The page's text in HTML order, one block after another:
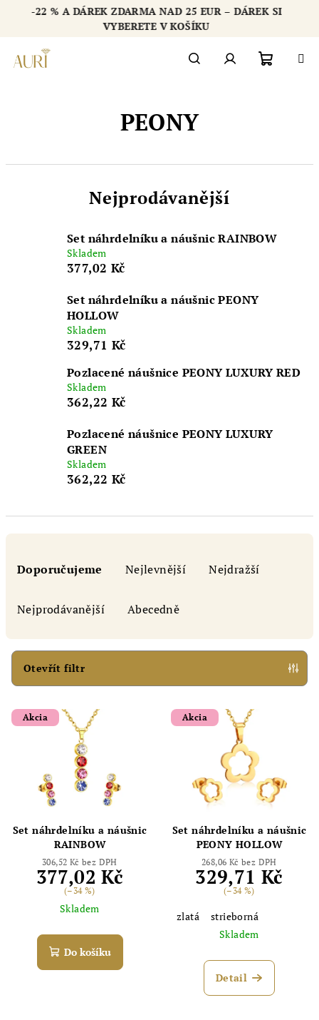
-22 % A DÁREK ZDARMA NAD 25 EUR – DÁREK SI
VYBERETE V KOŠÍKU
PEONY
Nejprodávanější
Set náhrdelníku a náušnic RAINBOW
Skladem
377,02 Kč
Set náhrdelníku a náušnic PEONY
HOLLOW
Skladem
329,71 Kč
Pozlacené náušnice PEONY LUXURY RED
Skladem
362,22 Kč
Pozlacené náušnice PEONY LUXURY
GREEN
Skladem
362,22 Kč
r
o
d
Doporučujeme Nejlevnější Nejdražší
Nejprodávanější Abecedně
Otevřít filtr
V
ý
Akcia
Set náhrdelníku a náušnic
RAINBOW
306,52 Kč bez DPH
377,02 Kč
(–34 %)
Skladem
Do košíku
Akcia
Set náhrdelníku a náušnic
PEONY HOLLOW
268,06 Kč bez DPH
329,71 Kč
(–34 %)
zlatá
strieborná
Skladem
Detail
Chatbot šperkovnice AURI